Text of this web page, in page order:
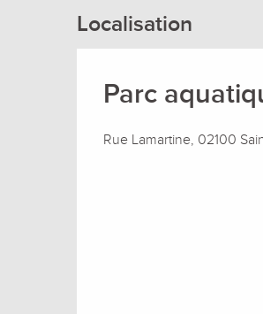
Localisation
Parc
Rue Lamartine, 02100